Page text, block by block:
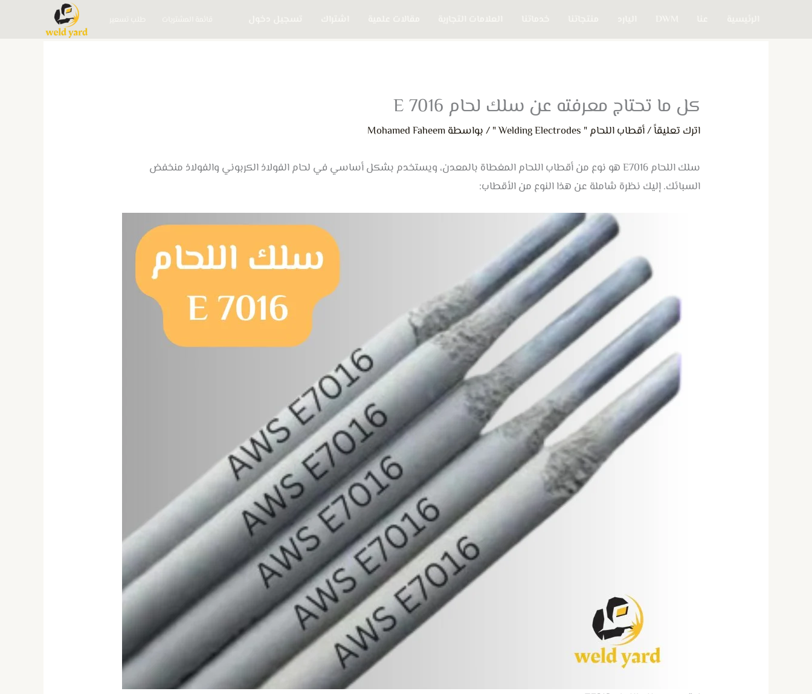
كل ما تحتاج معرفته عن سلك لحام E 7016
اترك تعليقاً/أقطاب اللحام " Welding Electrodes " / بواسطة Mohamed Faheem
سلك اللحام E7016 هو نوع من أقطاب اللحام المغطاة بالمعدن، ويستخدم بشكل أساسي في لحام الفولاذ الكربوني والفولاذ منخفض
السبائك. إليك نظرة شاملة عن هذا النوع من الأقطاب: